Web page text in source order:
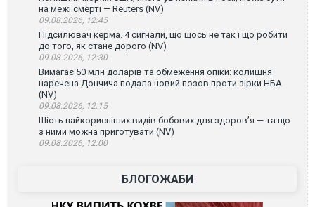
на межі смерті — Reuters (NV)
09.08.2026, 12:45
Підсилювач керма. 4 сигнали, що щось не так і що робити
до того, як стане дорого (NV)
09.08.2026, 12:30
Вимагає 50 млн доларів та обмеження опіки: колишня
наречена Дончича подала новий позов проти зірки НБА
(NV)
09.08.2026, 12:15
Шість найкорисніших видів бобових для здоров’я — та що
з ними можна приготувати (NV)
09.08.2026, 12:00
БЛОГОЖАБИ